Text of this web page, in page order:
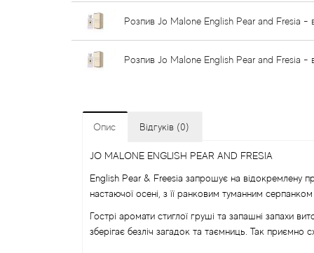
Розпив Jo Malone English Pear and Fresia -
Розпив Jo Malone English Pear and Fresia -
Опис Відгуків (0)
JO MALONE ENGLISH PEAR AND FRESIA
English Pear & Freesia запрошує на відокремлену
настаючої осені, з її ранковим туманним
Гострі аромати стиглої груші та запашні запахи
зберігає безліч загадок та таємниць. Так приємно